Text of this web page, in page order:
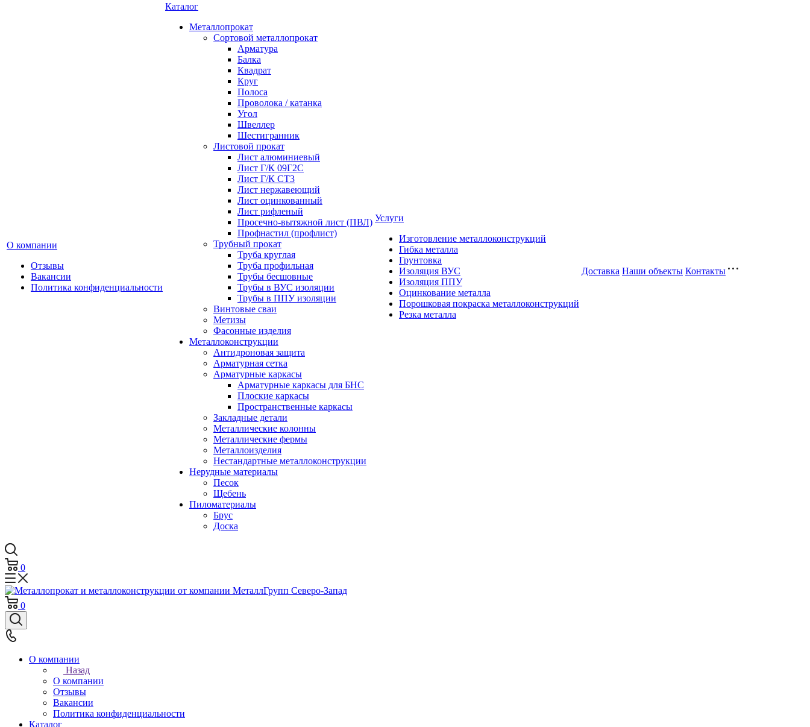
О компании
Отзывы
Вакансии
Политика конфиденциальности
Каталог
Металлопрокат
Сортовой металлопрокат
Арматура
Балка
Квадрат
Круг
Полоса
Проволока / катанка
Угол
Швеллер
Шестигранник
Листовой прокат
Лист алюминиевый
Лист Г/К 09Г2С
Лист Г/К СТ3
Лист нержавеющий
Лист оцинкованный
Лист рифленый
Просечно-вытяжной лист (ПВЛ)
Профнастил (профлист)
Трубный прокат
Труба круглая
Труба профильная
Трубы бесшовные
Трубы в ВУС изоляции
Трубы в ППУ изоляции
Винтовые сваи
Метизы
Фасонные изделия
Металлоконструкции
Антидроновая защита
Арматурная сетка
Арматурные каркасы
Арматурные каркасы для БНС
Плоские каркасы
Пространственные каркасы
Закладные детали
Металлические колонны
Металлические фермы
Металлоизделия
Нестандартные металлоконструкции
Нерудные материалы
Песок
Щебень
Пиломатериалы
Брус
Доска
Услуги
Изготовление металлоконструкций
Гибка металла
Грунтовка
Изоляция ВУС
Изоляция ППУ
Оцинкование металла
Порошковая покраска металлоконструкций
Резка металла
Доставка Наши объекты Контакты
0
0
О компании
Назад
О компании
Отзывы
Вакансии
Политика конфиденциальности
Каталог